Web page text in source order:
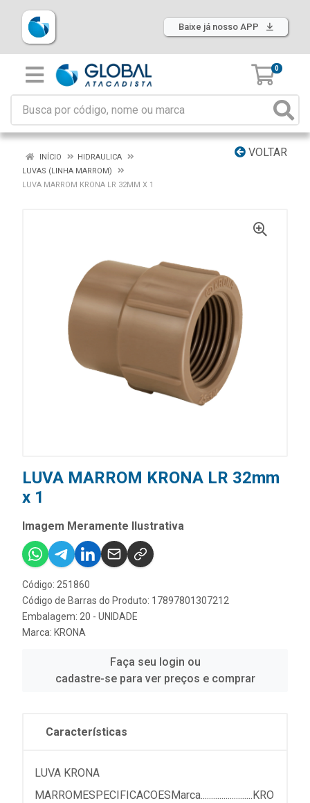
Baixe já nosso APP
0
VOLTAR
INÍCIO
HIDRAULICA
LUVAS (LINHA MARROM)
LUVA MARROM KRONA LR 32MM X 1
LUVA MARROM KRONA LR 32mm
x 1
Imagem Meramente Ilustrativa
Código: 251860
Código de Barras do Produto: 17897801307212
Embalagem: 20 - UNIDADE
Marca: KRONA
Faça seu login ou
cadastre-se para ver preços e comprar
Características
LUVA KRONA
MARROMESPECIFICACOESMarca.........................KRO